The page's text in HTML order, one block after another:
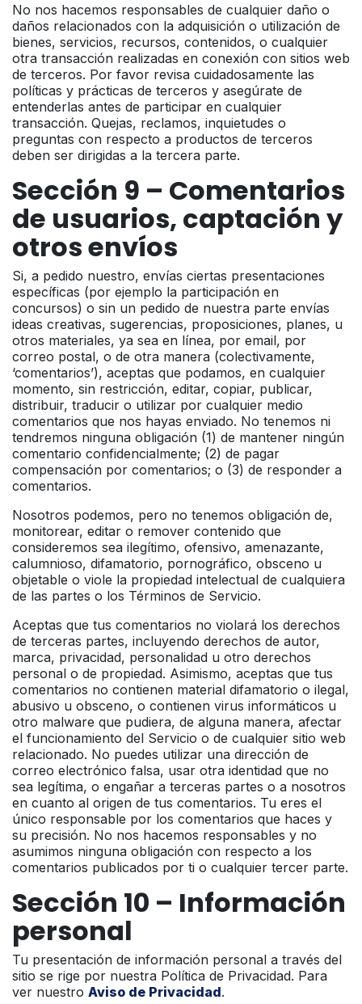
No nos hacemos responsables de cualquier daño o
daños relacionados con la adquisición o utilización de
bienes, servicios, recursos, contenidos, o cualquier
otra transacción realizadas en conexión con sitios web
de terceros. Por favor revisa cuidadosamente las
políticas y prácticas de terceros y asegúrate de
entenderlas antes de participar en cualquier
transacción. Quejas, reclamos, inquietudes o
preguntas con respecto a productos de terceros
deben ser dirigidas a la tercera parte.
Sección 9 – Comentarios
de usuarios, captación y
otros envíos
Si, a pedido nuestro, envías ciertas presentaciones
específicas (por ejemplo la participación en
concursos) o sin un pedido de nuestra parte envías
ideas creativas, sugerencias, proposiciones, planes, u
otros materiales, ya sea en línea, por email, por
correo postal, o de otra manera (colectivamente,
‘comentarios’), aceptas que podamos, en cualquier
momento, sin restricción, editar, copiar, publicar,
distribuir, traducir o utilizar por cualquier medio
comentarios que nos hayas enviado. No tenemos ni
tendremos ninguna obligación (1) de mantener ningún
comentario confidencialmente; (2) de pagar
compensación por comentarios; o (3) de responder a
comentarios.
Nosotros podemos, pero no tenemos obligación de,
monitorear, editar o remover contenido que
consideremos sea ilegítimo, ofensivo, amenazante,
calumnioso, difamatorio, pornográfico, obsceno u
objetable o viole la propiedad intelectual de cualquiera
de las partes o los Términos de Servicio.
Aceptas que tus comentarios no violará los derechos
de terceras partes, incluyendo derechos de autor,
marca, privacidad, personalidad u otro derechos
personal o de propiedad. Asimismo, aceptas que tus
comentarios no contienen material difamatorio o ilegal,
abusivo u obsceno, o contienen virus informáticos u
otro malware que pudiera, de alguna manera, afectar
el funcionamiento del Servicio o de cualquier sitio web
relacionado. No puedes utilizar una dirección de
correo electrónico falsa, usar otra identidad que no
sea legítima, o engañar a terceras partes o a nosotros
en cuanto al origen de tus comentarios. Tu eres el
único responsable por los comentarios que haces y
su precisión. No nos hacemos responsables y no
asumimos ninguna obligación con respecto a los
comentarios publicados por ti o cualquier tercer parte.
Sección 10 – Información
personal
Tu presentación de información personal a través del
sitio se rige por nuestra Política de Privacidad. Para
ver nuestro Aviso de Privacidad.